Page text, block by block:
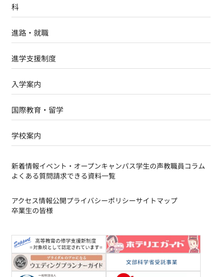
科
進路・就職
進学支援制度
入学案内
国際教育・留学
学校案内
新着情報イベント・オープンキャンパス学生の声教職員コラム
よくある質問請求できる資料一覧
アクセス情報公開プライバシーポリシーサイトマップ
卒業生の皆様